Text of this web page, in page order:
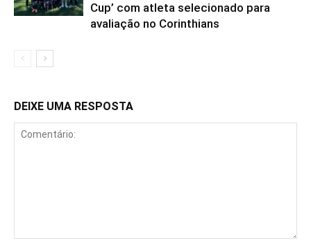
Cup’ com atleta selecionado para
avaliação no Corinthians
DEIXE UMA RESPOSTA